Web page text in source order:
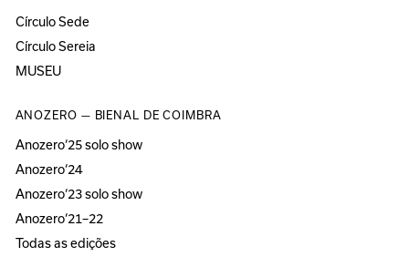
Círculo Sede
Círculo Sereia
MUSEU
ANOZERO — BIENAL DE COIMBRA
Anozero‘25 solo show
Anozero‘24
Anozero‘23 solo show
Anozero‘21–22
Todas as edições